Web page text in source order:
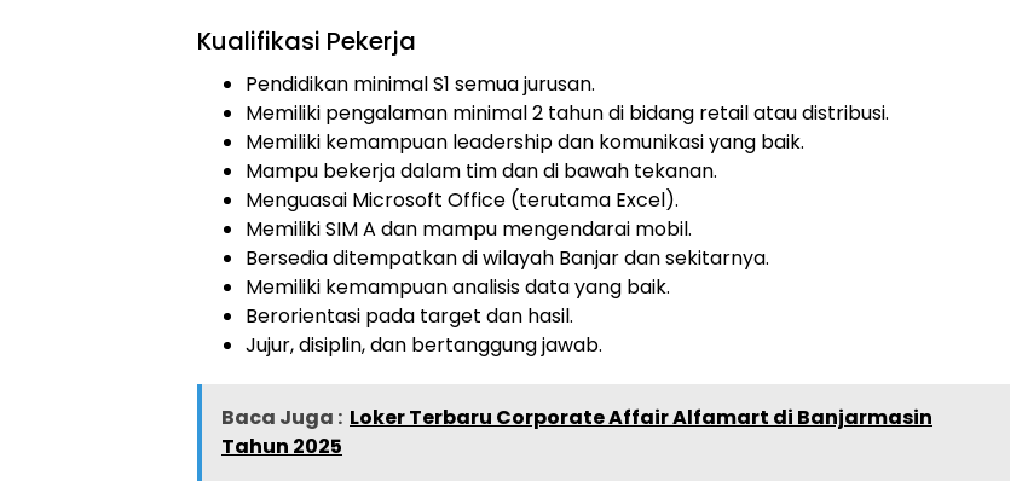
Kualifikasi Pekerja
Pendidikan minimal S1 semua jurusan.
Memiliki pengalaman minimal 2 tahun di bidang retail atau distribusi.
Memiliki kemampuan leadership dan komunikasi yang baik.
Mampu bekerja dalam tim dan di bawah tekanan.
Menguasai Microsoft Office (terutama Excel).
Memiliki SIM A dan mampu mengendarai mobil.
Bersedia ditempatkan di wilayah Banjar dan sekitarnya.
Memiliki kemampuan analisis data yang baik.
Berorientasi pada target dan hasil.
Jujur, disiplin, dan bertanggung jawab.
Baca Juga : Loker Terbaru Corporate Affair Alfamart di Banjarmasin
Tahun 2025